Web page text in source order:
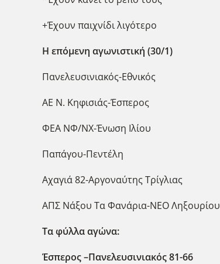
+Έχουν παιχνίδι λιγότερο
Η επόμενη αγωνιστική (30/1)
Πανελευσινιακός-Εθνικός
ΑΕ Ν. Κηφισιάς-Έσπερος
ΦΕΑ ΝΦ/ΝΧ-Ένωση Ιλίου
Παπάγου-Πεντέλη
Αχαγιά 82-Αργοναύτης Τρίγλιας
ΑΠΣ Νάξου Τα Φανάρια-ΝΕΟ Ληξουρίου
Τα φύλλα αγώνα:
Έσπερος –Πανελευσινιακός 81-66